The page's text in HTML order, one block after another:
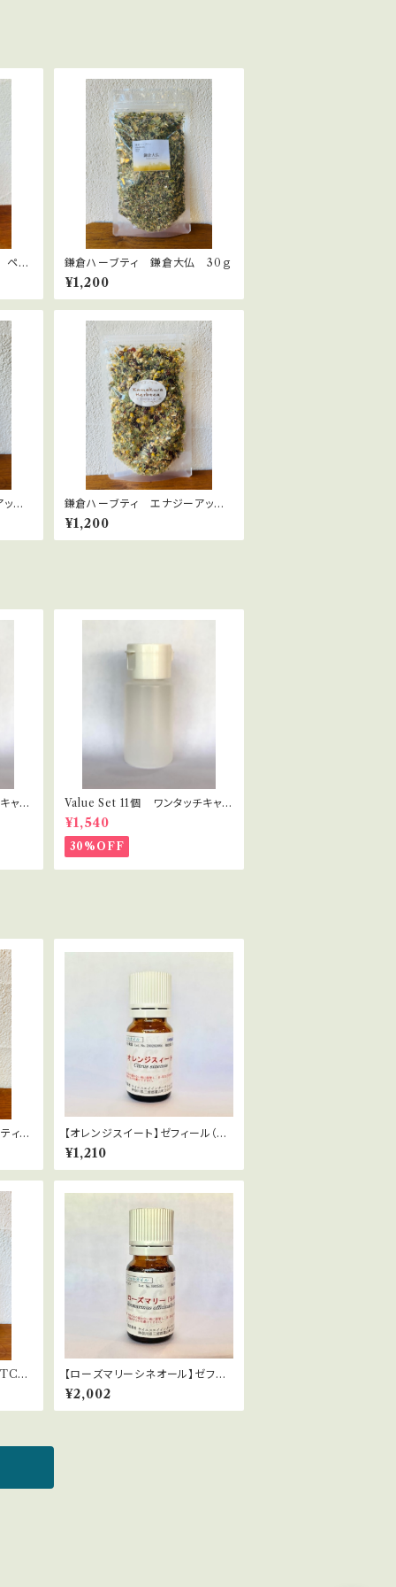
ペパ
鎌倉ハーブティ 鎌倉大仏 30ｇ
¥1,200
鎌倉ハーブティ エナジーアッ
プ 30ｇ
¥1,200
ャッ
Value Set 11個 ワンタッチキャッ
プ プラボトル 30ml セラピス
ト・講座用
¥1,540
30%OFF
ィー
【オレンジスイート】ゼフィール（有
機栽培）Citrus sinensis
¥1,210
【ローズマリーシネオール】ゼフィ
ール（有機栽培） Rosmarinus of
ficinalis
¥2,002